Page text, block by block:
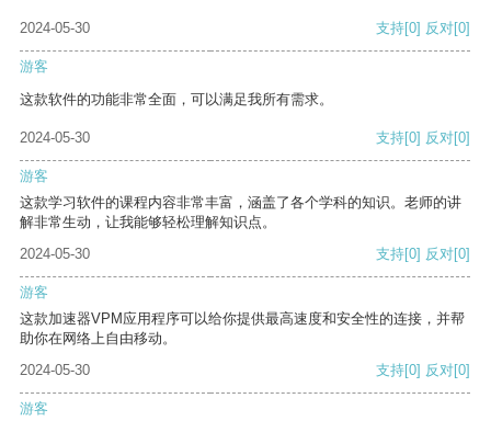
2024-05-30 支持[0] 反对[0]
游客
这款软件的功能非常全面，可以满足我所有需求。
2024-05-30 支持[0] 反对[0]
游客
这款学习软件的课程内容非常丰富，涵盖了各个学科的知识。老师的讲
解非常生动，让我能够轻松理解知识点。
2024-05-30
支持[0] 反对[0]
游客
这款加速器VPM应用程序可以给你提供最高速度和安全性的连接，并帮
助你在网络上自由移动。
2024-05-30
支持[0] 反对[0]
游客